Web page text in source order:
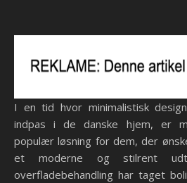
I en tid hvor minimalistisk design og rå æstetik vinder
indpas i de danske hjem, er
populær løsning for dem, der
et moderne og stilrent
overfladebehandling har taget